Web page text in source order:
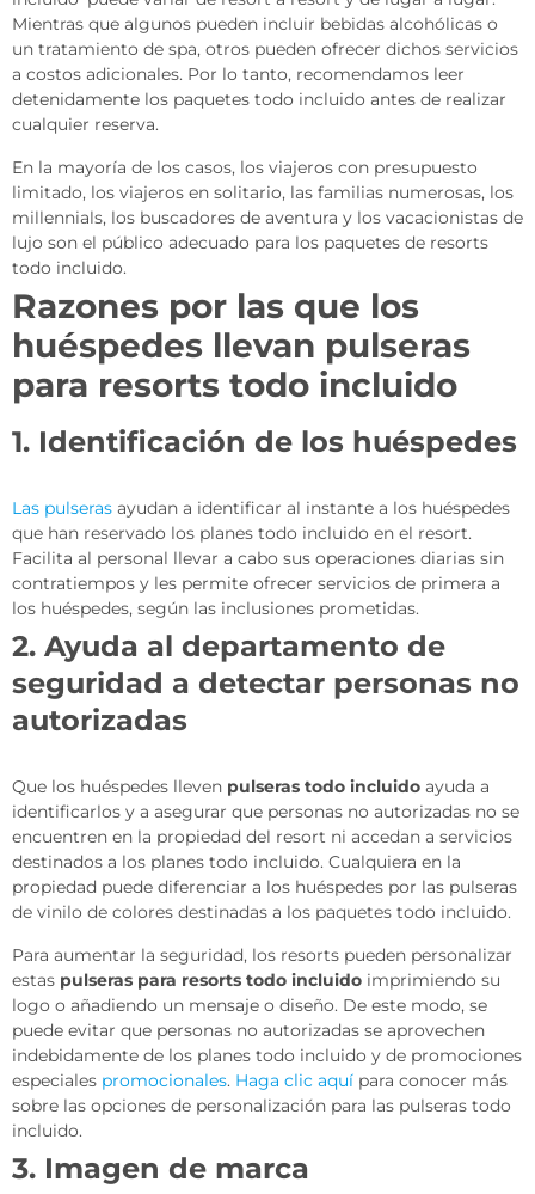
Mientras que algunos pueden incluir bebidas alcohólicas o
un tratamiento de spa, otros pueden ofrecer dichos servicios
a costos adicionales. Por lo tanto, recomendamos leer
detenidamente los paquetes todo incluido antes de realizar
cualquier reserva.
En la mayoría de los casos, los viajeros con presupuesto
limitado, los viajeros en solitario, las familias numerosas, los
millennials, los buscadores de aventura y los vacacionistas de
lujo son el público adecuado para los paquetes de resorts
todo incluido.
Razones por las que los
huéspedes llevan pulseras
para resorts todo incluido
1. Identificación de los huéspedes
Las pulseras ayudan a identificar al instante a los huéspedes
que han reservado los planes todo incluido en el resort.
Facilita al personal llevar a cabo sus operaciones diarias sin
contratiempos y les permite ofrecer servicios de primera a
los huéspedes, según las inclusiones prometidas.
2. Ayuda al departamento de
seguridad a detectar personas no
autorizadas
Que los huéspedes lleven pulseras todo incluido ayuda a
identificarlos y a asegurar que personas no autorizadas no se
encuentren en la propiedad del resort ni accedan a servicios
destinados a los planes todo incluido. Cualquiera en la
propiedad puede diferenciar a los huéspedes por las pulseras
de vinilo de colores destinadas a los paquetes todo incluido.
Para aumentar la seguridad, los resorts pueden personalizar
estas pulseras para resorts todo incluido imprimiendo su
logo o añadiendo un mensaje o diseño. De este modo, se
puede evitar que personas no autorizadas se aprovechen
indebidamente de los planes todo incluido y de promociones
especiales promocionales. Haga clic aquí para conocer más
sobre las opciones de personalización para las pulseras todo
incluido.
3. Imagen de marca